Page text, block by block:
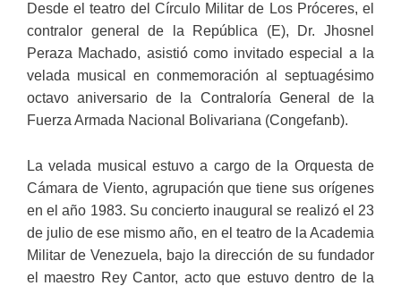
Desde el teatro del Círculo Militar de Los Próceres, el
contralor general de la República (E), Dr. Jhosnel
Peraza Machado, asistió como invitado especial a la
velada musical en conmemoración al septuagésimo
octavo aniversario de la Contraloría General de la
Fuerza Armada Nacional Bolivariana (Congefanb).
La velada musical estuvo a cargo de la Orquesta de
Cámara de Viento, agrupación que tiene sus orígenes
en el año 1983. Su concierto inaugural se realizó el 23
de julio de ese mismo año, en el teatro de la Academia
Militar de Venezuela, bajo la dirección de su fundador
el maestro Rey Cantor, acto que estuvo dentro de la